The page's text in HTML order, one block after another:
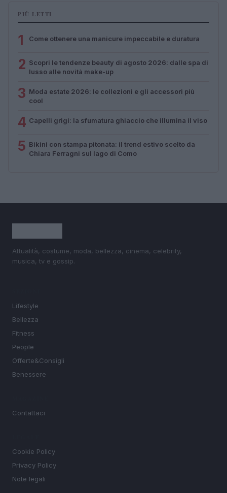
PIÙ LETTI
1 Come ottenere una manicure impeccabile e duratura
2 Scopri le tendenze beauty di agosto 2026: dalle spa di
lusso alle novità make-up
3 Moda estate 2026: le collezioni e gli accessori più
cool
4 Capelli grigi: la sfumatura ghiaccio che illumina il viso
5 Bikini con stampa pitonata: il trend estivo scelto da
Chiara Ferragni sul lago di Como
Attualità, costume, moda, bellezza, cinema, celebrity,
musica, tv e gossip.
Lifestyle
Bellezza
Fitness
People
Offerte&Consigli
Benessere
Contattaci
Cookie Policy
Privacy Policy
Note legali